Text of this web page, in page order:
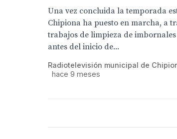
Una vez concluida la temporada
Chipiona ha puesto en marcha, a
trabajos de limpieza de
antes del inicio de...
Radiotelevisión municipal de
hace 9 meses